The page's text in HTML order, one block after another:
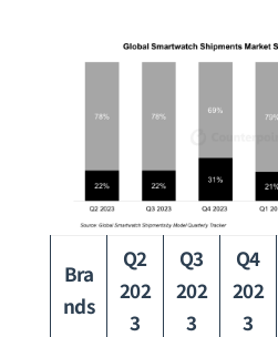
Bra
nds
Q2
202
3
Q3
202
3
Q4
202
3